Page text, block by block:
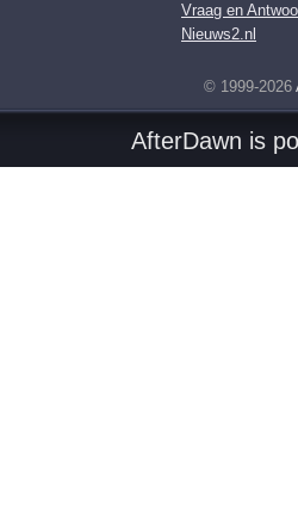
Vraag en
Nieuws2.nl
© 1999-2026
AfterDawn is